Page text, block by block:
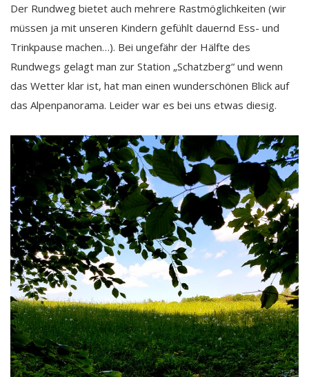
Der Rundweg bietet auch mehrere Rastmöglichkeiten (wir
müssen ja mit unseren Kindern gefühlt dauernd Ess- und
Trinkpause machen…). Bei ungefähr der Hälfte des
Rundwegs gelagt man zur Station „Schatzberg“ und wenn
das Wetter klar ist, hat man einen wunderschönen Blick auf
das Alpenpanorama. Leider war es bei uns etwas diesig.